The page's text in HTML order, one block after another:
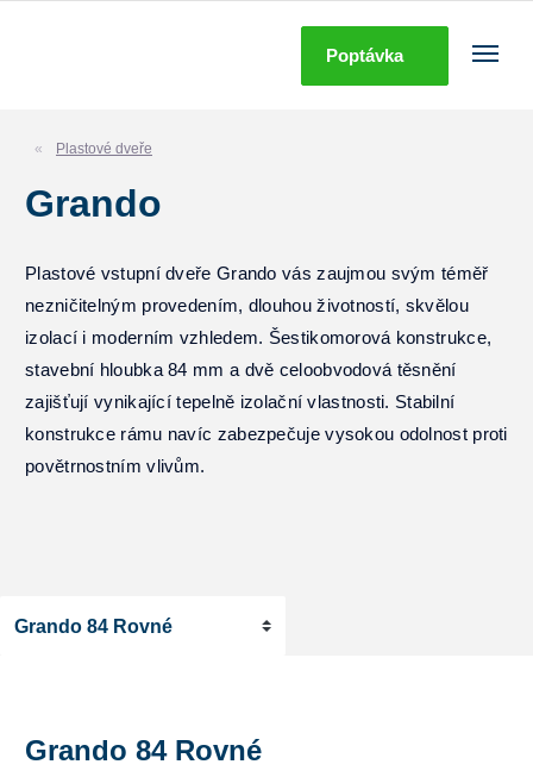
Poptávka
Plastové dveře
Grando
Plastové vstupní dveře Grando vás zaujmou svým téměř
nezničitelným provedením, dlouhou životností, skvělou
izolací i moderním vzhledem. Šestikomorová konstrukce,
stavební hloubka 84 mm a dvě celoobvodová těsnění
zajišťují vynikající tepelně izolační vlastnosti. Stabilní
konstrukce rámu navíc zabezpečuje vysokou odolnost proti
povětrnostním vlivům.
Grando 84 Rovné